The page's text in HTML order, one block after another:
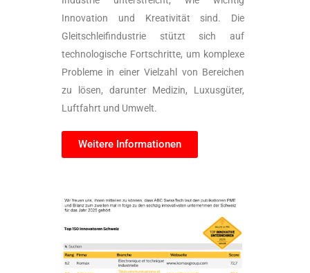
Innovation und Kreativität sind. Die
Gleitschleifindustrie stützt sich auf
technologische Fortschritte, um komplexe
Probleme in einer Vielzahl von Bereichen
zu lösen, darunter Medizin, Luxusgüter,
Luftfahrt und Umwelt.
Weitere Informationen